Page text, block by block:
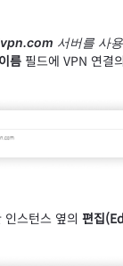
서버를 사
름 필드에 VPN 연결
스턴스 옆의 편집